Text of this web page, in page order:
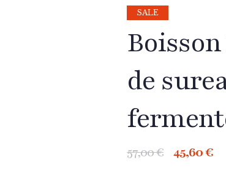
SALE
de
57,00€ 45,60€